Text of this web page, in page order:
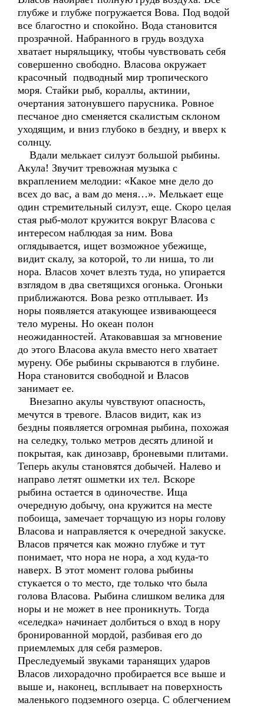
глубже и глубже погружается Вова. Под водой
все благостно и спокойно. Вода становится
прозрачной. Набранного в грудь воздуха
хватает ныряльщику, чтобы чувствовать себя
совершенно свободно. Власова окружает
красочный подводный мир тропического
моря. Стайки рыб, кораллы, актинии,
очертания затонувшего парусника. Ровное
песчаное дно сменяется скалистым склоном
уходящим, и вниз глубоко в бездну, и вверх к
солнцу.
Вдали мелькает силуэт большой рыбины.
Акула! Звучит тревожная музыка с
вкраплением мелодии: «Какое мне дело до
всех до вас, а вам до меня…». Мелькает еще
один стремительный силуэт, еще. Скоро целая
стая рыб-молот кружится вокруг Власова с
интересом наблюдая за ним. Вова
оглядывается, ищет возможное убежище,
видит скалу, за которой, то ли ниша, то ли
нора. Власов хочет влезть туда, но упирается
взглядом в два светящихся огонька. Огоньки
приближаются. Вова резко отплывает. Из
норы появляется атакующее извивающееся
тело мурены. Но океан полон
неожиданностей. Атаковавшая за мгновение
до этого Власова акула вместо него хватает
мурену. Обе рыбины скрываются в глубине.
Нора становится свободной и Власов
занимает ее.
Внезапно акулы чувствуют опасность,
мечутся в тревоге. Власов видит, как из
бездны появляется огромная рыбина, похожая
на селедку, только метров десять длиной и
покрытая, как динозавр, броневыми плитами.
Теперь акулы становятся добычей. Налево и
направо летят ошметки их тел. Вскоре
рыбина остается в одиночестве. Ища
очередную добычу, она кружится на месте
побоища, замечает торчащую из норы голову
Власова и направляется к очередной закуске.
Власов прячется как можно глубже и тут
понимает, что нора не нора, а ход куда-то
наверх. В этот момент голова рыбины
стукается о то место, где только что была
голова Власова. Рыбина слишком велика для
норы и не может в нее проникнуть. Тогда
«селедка» начинает долбиться о вход в нору
бронированной мордой, разбивая его до
приемлемых для себя размеров.
Преследуемый звуками таранящих ударов
Власов лихорадочно пробирается все выше и
выше и, наконец, всплывает на поверхность
маленького подземного озерца. С облегчением